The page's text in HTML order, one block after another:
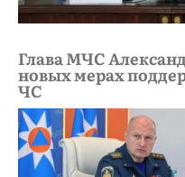
Глава МЧС
новых мерах
ЧС